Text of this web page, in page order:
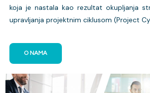
koja je nastala kao rezultat okupljanja
upravljanja projektnim ciklusom (Project
O NAMA